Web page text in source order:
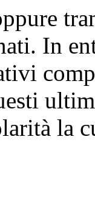
In
la